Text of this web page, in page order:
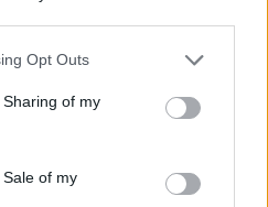
app uses one or more Google
behaviour. You may click to
and its third-party tags to
purposes in below Google
Opt Outs
of my
of my
το σχόλιο